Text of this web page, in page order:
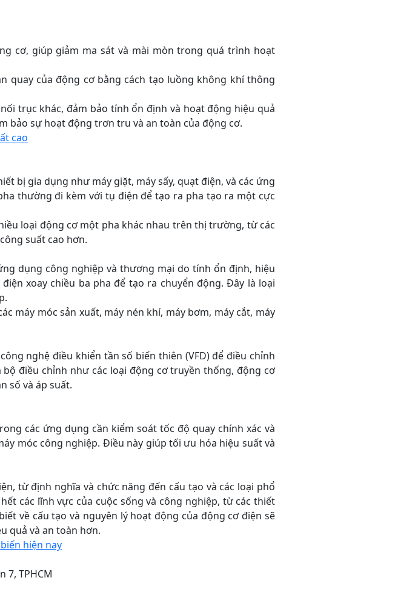
cơ, giúp giảm ma sát và mài mòn trong quá trình hoạt
quay của động cơ bằng cách tạo luồng không khí thông
trục khác, đảm bảo tính ổn định và hoạt động hiệu quả
bảo sự hoạt động trơn tru và an toàn của động cơ.
cao
gia dụng như máy giặt, máy sấy, quạt điện, và các ứng
thường đi kèm với tụ điện để tạo ra pha tạo ra một cực
loại động cơ một pha khác nhau trên thị trường, từ các
suất cao hơn.
dụng công nghiệp và thương mại do tính ổn định, hiệu
xoay chiều ba pha để tạo ra chuyển động. Đây là loại
móc sản xuất, máy nén khí, máy bơm, máy cắt, máy
nghệ điều khiển tần số biến thiên (VFD) để điều chỉnh
điều chỉnh như các loại động cơ truyền thống, động cơ
số và áp suất.
các ứng dụng cần kiểm soát tốc độ quay chính xác và
móc công nghiệp. Điều này giúp tối ưu hóa hiệu suất và
định nghĩa và chức năng đến cấu tạo và các loại phổ
các lĩnh vực của cuộc sống và công nghiệp, từ các thiết
về cấu tạo và nguyên lý hoạt động của động cơ điện sẽ
quả và an toàn hơn.
hiện nay
7, TPHCM